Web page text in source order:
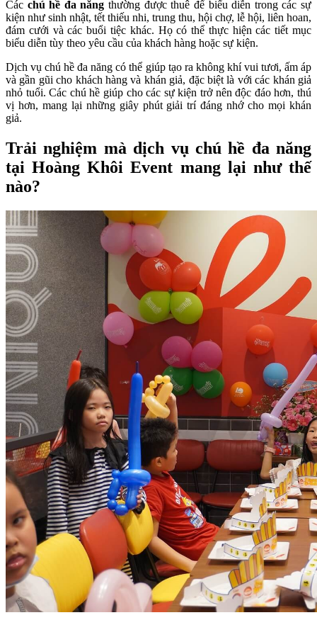
Các chú hề đa năng thường được thuê để biểu diễn trong các sự
kiện như sinh nhật, tết thiếu nhi, trung thu, hội chợ, lễ hội, liên hoan,
đám cưới và các buổi tiệc khác. Họ có thể thực hiện các tiết mục
biểu diễn tùy theo yêu cầu của khách hàng hoặc sự kiện.
Dịch vụ chú hề đa năng có thể giúp tạo ra không khí vui tươi, ấm áp
và gần gũi cho khách hàng và khán giả, đặc biệt là với các khán giả
nhỏ tuổi. Các chú hề giúp cho các sự kiện trở nên độc đáo hơn, thú
vị hơn, mang lại những giây phút giải trí đáng nhớ cho mọi khán
giả.
Trải nghiệm mà dịch vụ chú hề đa năng
tại Hoàng Khôi Event mang lại như thế
nào?